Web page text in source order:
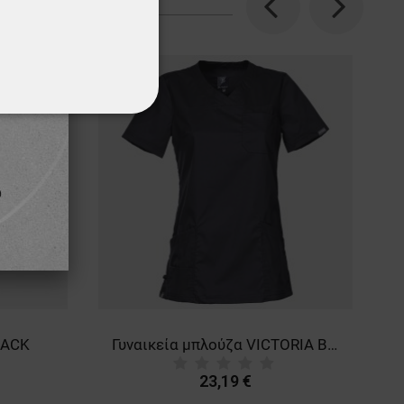
Previous
Γυναικεία μπλούζα VICTORIA BLACK
23,19 €
Next